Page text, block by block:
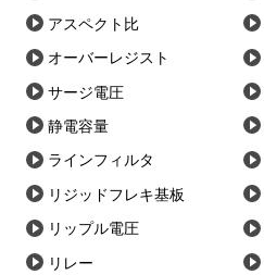
アスペクト比
オーバーレジスト
サージ電圧
静電容量
ラインフィルタ
リジッドフレキ基板
リップル電圧
リレー